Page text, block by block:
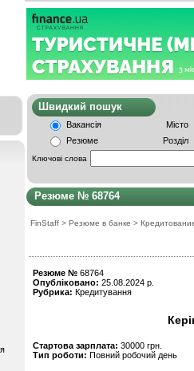
Швидкий
Вакансія
Місто
Резюме
Розділ
Ключові слова
Резюме № 68764
FinStaff > Резюме в банке >
Резюме № 68764
Опубліковано: 25.08.2024 р.
Рубрика: Кредитування
Стартова зарплата: 30000 грн.
Тип роботи: Повний робочий день